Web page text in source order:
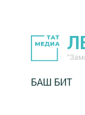
БАШ БИТ